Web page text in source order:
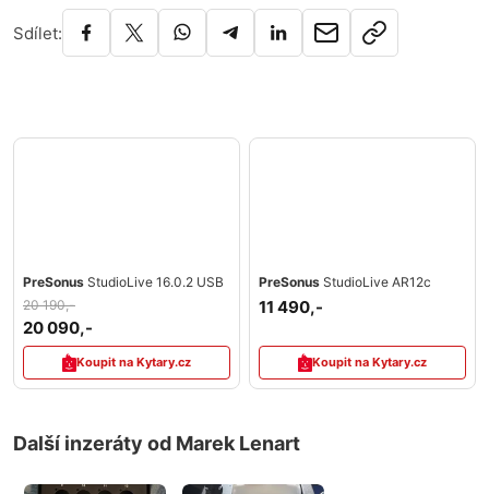
Sdílet:
PreSonus StudioLive 16.0.2 USB
20 190,-
20 090,-
Koupit na Kytary.cz
PreSonus StudioLive AR12c
11 490,-
Koupit na Kytary.cz
Další inzeráty od Marek Lenart